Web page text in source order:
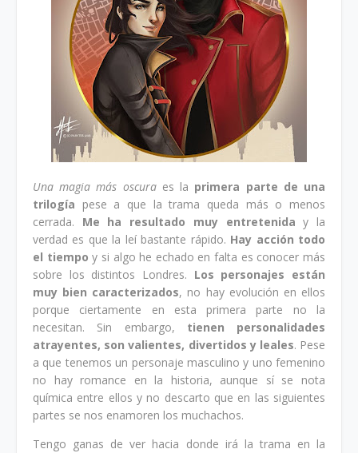
Una magia más oscuraes la primera parte de una
trilogía pese a que la trama queda más o menos
cerrada. Me ha resultado muy entretenida y la
verdad es que la leí bastante rápido. Hay acción todo
el tiempo y si algo he echado en falta es conocer más
sobre los distintos Londres. Los personajes están
muy bien caracterizados, no hay evolución en ellos
porque ciertamente en esta primera parte no la
necesitan. Sin embargo, tienen personalidades
atrayentes, son valientes, divertidos y leales. Pese
a que tenemos un personaje masculino y uno femenino
no hay romance en la historia, aunque sí se nota
química entre ellos y no descarto que en las siguientes
partes se nos enamoren los muchachos.
Tengo ganas de ver hacia donde irá la trama en la